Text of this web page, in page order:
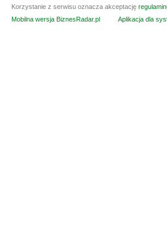
Korzystanie z serwisu oznacza akceptację
Mobilna wersja BiznesRadar.pl
Aplikacja dla